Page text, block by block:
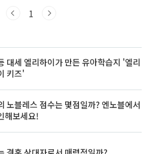
- 간편하고 빠른 PDF 압
- 간단한 드래그 앤 드롭 인터페이스- 고품
- 파일당 최대 5GB까지 처..
1